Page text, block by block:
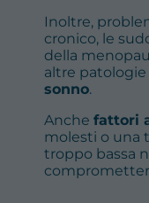
Inoltre,
cronico, le
della
altre patologie
sonno.
Anche fattori
molesti o una
troppo bassa